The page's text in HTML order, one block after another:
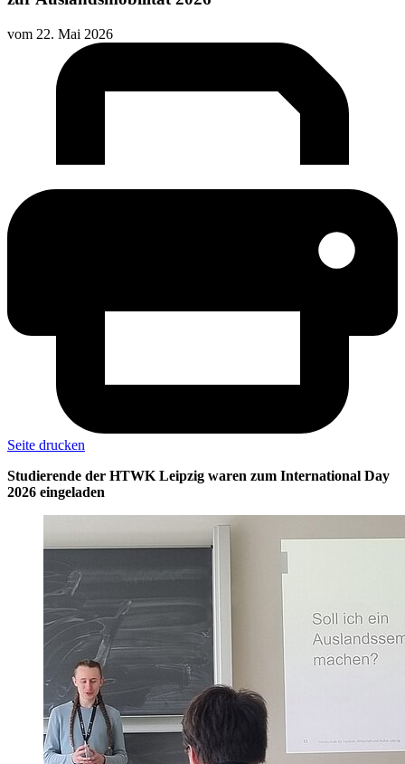
vom 22. Mai 2026
Seite drucken
Studierende der HTWK Leipzig waren zum International Day
2026 eingeladen